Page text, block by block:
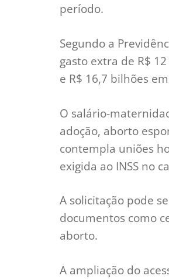
período.
Segundo a
gasto extra de R$
e R$ 16,7 bilhões
O salário-
adoção, aborto
contempla uniões
exigida ao INSS no
A solicitação pode
documentos como
aborto.
A ampliação do